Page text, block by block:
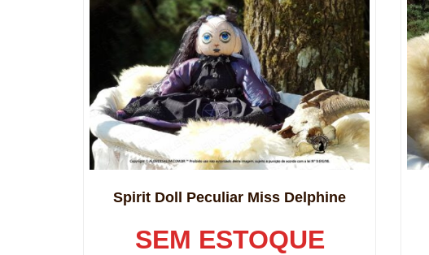
Spirit Doll Peculiar Miss Delphine
SEM ESTOQUE